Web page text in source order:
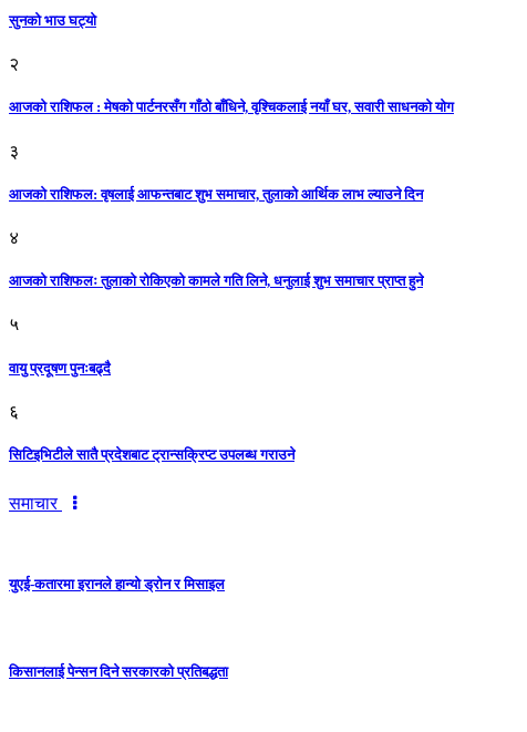
सुनको भाउ घट्याे
२
आजको राशिफल : मेषको पार्टनरसँग गाँठो बाँधिने, वृश्चिकलाई नयाँ घर, सवारी साधनकाे याेग
३
आजकाे राशिफल: वृषलाई आफन्तबाट शुभ समाचार, तुलाकाे आर्थिक लाभ ल्याउने दिन
४
आजको राशिफलः तुलाकाे रोकिएको कामले गति लिने, धनुलाई शुभ समाचार प्राप्त हुने
५
वायु प्रदूषण पुनःबढ्दै
६
सिटिइभिटीले सातै प्रदेशबाट ट्रान्सक्रिप्ट उपलब्ध गराउने
समाचार
युएई-कतारमा इरानले हान्यो ड्रोन र मिसाइल
किसानलाई पेन्सन दिने सरकारको प्रतिबद्धता